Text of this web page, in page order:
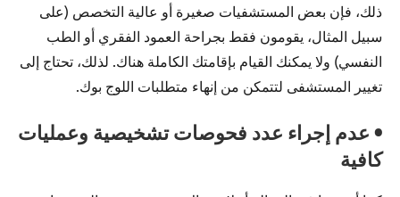
ذلك، فإن بعض المستشفيات صغيرة أو عالية التخصص (على
سبيل المثال، يقومون فقط بجراحة العمود الفقري أو الطب
النفسي) ولا يمكنك القيام بإقامتك الكاملة هناك. لذلك، تحتاج إلى
تغيير المستشفى لتتمكن من إنهاء متطلبات اللوج بوك.
• عدم إجراء عدد فحوصات تشخيصية وعمليات
كافية